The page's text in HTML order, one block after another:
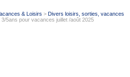
& Loisirs > Divers loisirs, sorties, vacances
5ans pour vacances juillet /août 2025